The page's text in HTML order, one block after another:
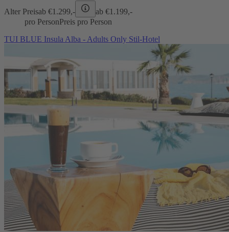
Alter Preisab €1.299,- ab €1.199,-
pro PersonPreis pro Person
TUI BLUE Insula Alba - Adults Only Stil-Hotel